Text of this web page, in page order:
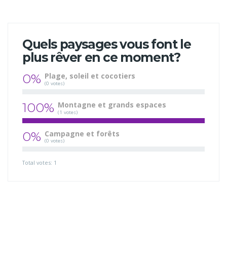
Quels paysages vous font le
plus rêver en ce moment?
0% Plage, soleil et cocotiers
(0 votes)
100% Montagne et grands espaces
(1 votes)
0% Campagne et forêts
(0 votes)
Total votes: 1